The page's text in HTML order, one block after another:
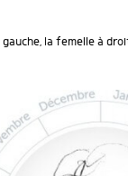
gauche, la femelle à